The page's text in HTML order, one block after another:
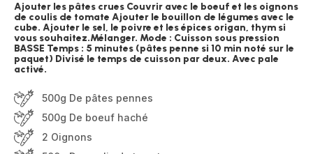
Ajouter les pâtes crues Couvrir avec le boeuf et les oignons
de coulis de tomate Ajouter le bouillon de légumes avec le
cube. Ajouter le sel, le poivre et les épices origan, thym si
vous souhaitez.Mélanger. Mode : Cuisson sous pression
BASSE Temps : 5 minutes (pâtes penne si 10 min noté sur le
paquet) Divisé le temps de cuisson par deux. Avec pale
activé.
500g De pâtes pennes
500g De boeuf haché
2 Oignons